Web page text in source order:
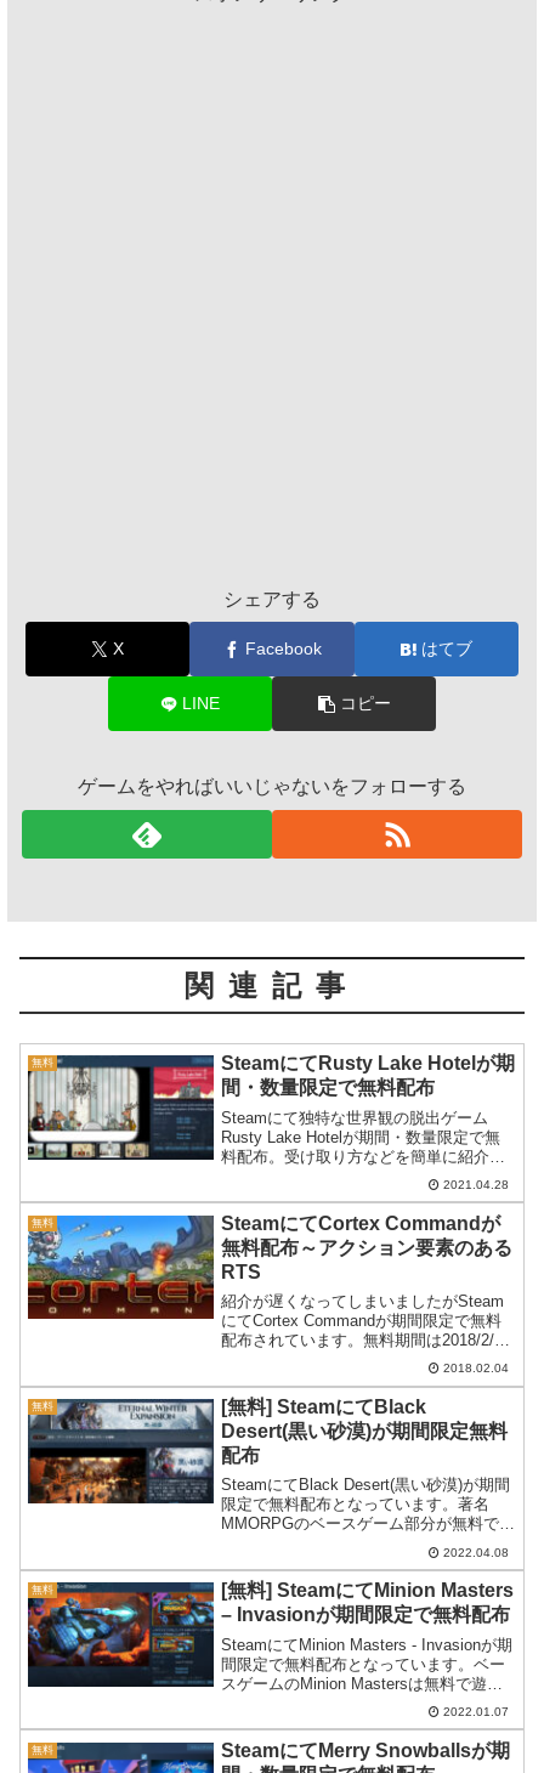
シェアする
X Facebook はてブ
LINE コピー
ゲームをやればいいじゃないをフォローする
関連記事
無料
SteamにてRusty Lake Hotelが期
間・数量限定で無料配布
Steamにて独特な世界観の脱出ゲーム
Rusty Lake Hotelが期間・数量限定で無
料配布。受け取り方などを簡単に紹介し
2021.04.28
無料
SteamにてCortex Commandが
無料配布～アクション要素のある
RTS
紹介が遅くなってしまいましたがSteam
にてCortex Commandが期間限定で無料
配布されています。無料期間は2018/2/5
の午前3時ごろまでとなっています。もう
残り時間はあまりありませんが、気にな
る方はもらってみてはどうでしょうか...
2018.02.04
無料
[無料] SteamにてBlack
Desert(黒い砂漠)が期間限定無料
配布
SteamにてBlack Desert(黒い砂漠)が期間
限定で無料配布となっています。著名
MMORPGのベースゲーム部分が無料で手
2022.04.08
無料
[無料] SteamにてMinion Masters
– Invasionが期間限定で無料配布
SteamにてMinion Masters - Invasionが期
間限定で無料配布となっています。ベー
スゲームのMinion Mastersは無料で遊べ
ますのでまずはそちらを先に手に入れて
からもらうという手順になります。
2022.01.07
無料
SteamにてMerry Snowballsが期